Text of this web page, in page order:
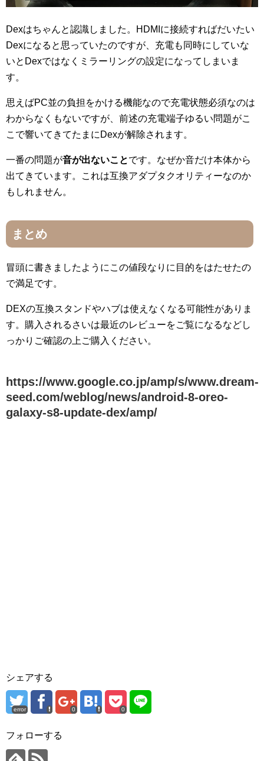
Dexはちゃんと認識しました。HDMIに接続すればだいたい
Dexになると思っていたのですが、充電も同時にしていな
いとDexではなくミラーリングの設定になってしまいま
す。
思えばPC並の負担をかける機能なので充電状態必須なのは
わからなくもないですが、前述の充電端子ゆるい問題がこ
こで響いてきてたまにDexが解除されます。
一番の問題が音が出ないことです。なぜか音だけ本体から
出てきています。これは互換アダプタクオリティーなのか
もしれません。
まとめ
冒頭に書きましたようにこの値段なりに目的をはたせたの
で満足です。
DEXの互換スタンドやハブは使えなくなる可能性がありま
す。購入されるさいは最近のレビューをご覧になるなどし
っかりご確認の上ご購入ください。
https://www.google.co.jp/amp/s/www.dream-
seed.com/weblog/news/android-8-oreo-
galaxy-s8-update-dex/amp/
シェアする
error 0 0
フォローする